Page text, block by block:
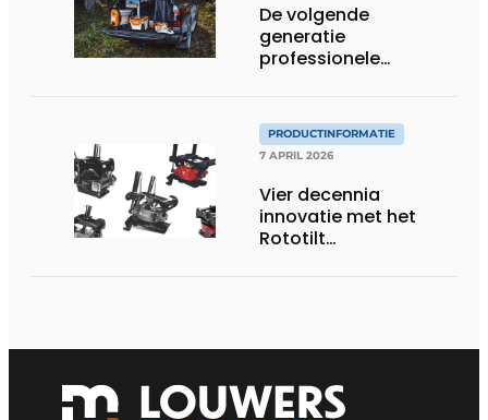
De volgende
generatie
professionele
PRODUCTINFORMATIE
7 APRIL 2026
Vier decennia
innovatie met het
Rototilt